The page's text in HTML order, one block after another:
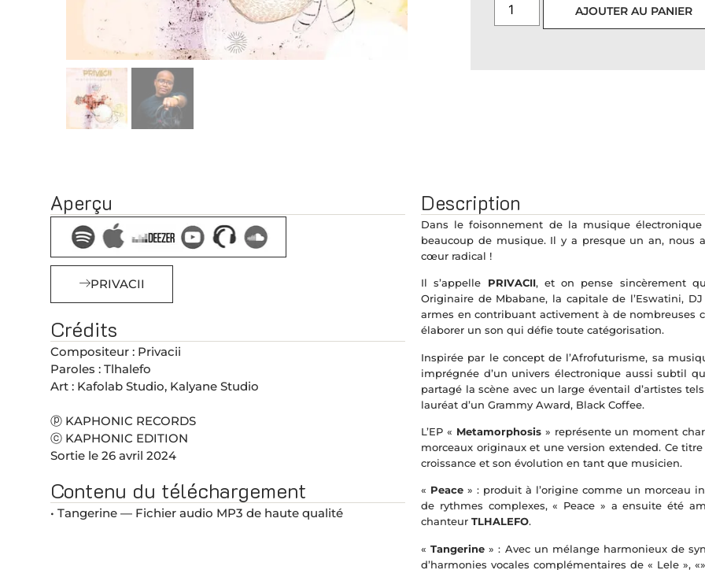
AJOUTER AU PANIER
Aperçu
PRIVACII
Crédits
Compositeur : Privacii
Paroles : Tlhalefo
Art : Kafolab Studio, Kalyane Studio
ⓟ KAPHONIC RECORDS
ⓒ KAPHONIC EDITION
Sortie le 26 avril 2024
Contenu du téléchargement
• Tangerine — Fichier audio MP3 de haute qualité
Description
Dans le foisonnement de la musique
beaucoup de musique. Il y a presque un an,
cœur radical !
Il s’appelle PRIVACII, et on pense sincèrement
Originaire de Mbabane, la capitale de l’Eswatini,
armes en contribuant activement à de nombreuses
élaborer un son qui défie toute catégorisation.
Inspirée par le concept de l’Afrofuturisme, sa
imprégnée d’un univers électronique aussi subtil
partagé la scène avec un large éventail d’artistes
lauréat d’un Grammy Award, Black Coffee.
L’EP « Metamorphosis» représente un moment
morceaux originaux et une version extended. Ce
croissance et son évolution en tant que musicien.
« Peace » : produit à l’origine comme un morceau
de rythmes complexes, « Peace » a ensuite été
chanteurTLHALEFO.
«Tangerine » : Avec un mélange harmonieux de
d’harmonies vocales complémentaires de « Lele »,